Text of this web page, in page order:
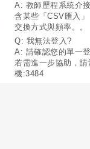
A: 教師歷程系統介
含某些「CSV匯入
交換方式與頻率。。
Q: 我無法登入?
A: 請確認您的單一
若需進一步協助，
機:3484